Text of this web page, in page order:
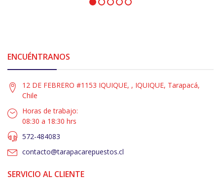
ENCUÉNTRANOS
12 DE FEBRERO #1153 IQUIQUE, , IQUIQUE, Tarapacá,
Chile
Horas de trabajo:
08:30 a 18:30 hrs
572-484083
contacto@tarapacarepuestos.cl
SERVICIO AL CLIENTE